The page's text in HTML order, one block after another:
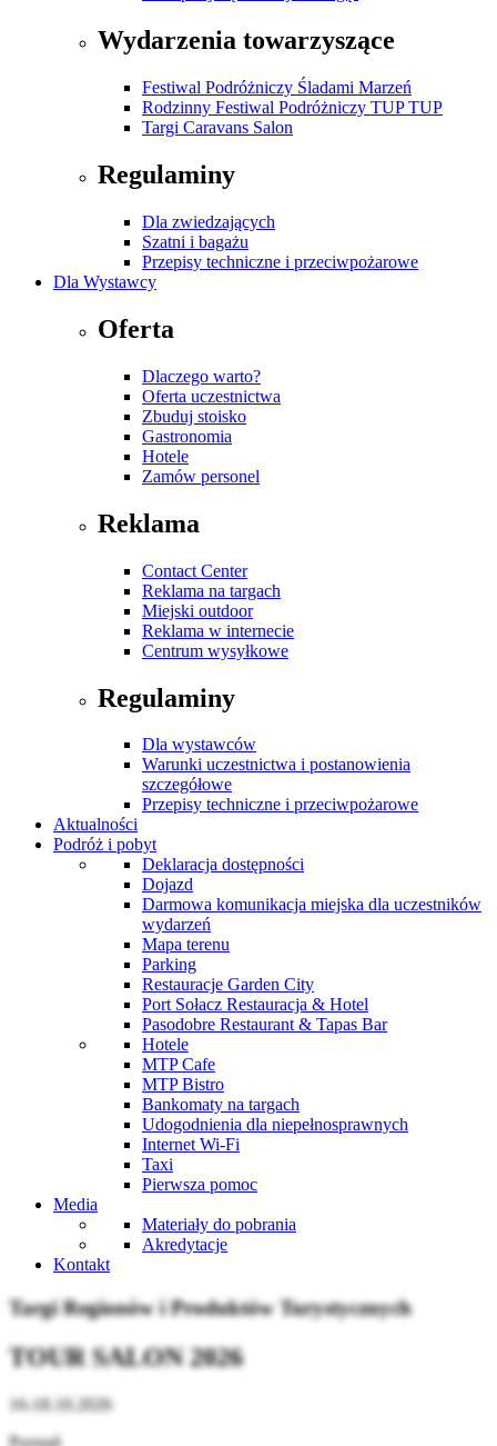
Wydarzenia towarzyszące
Festiwal Podróżniczy Śladami Marzeń
Rodzinny Festiwal Podróżniczy TUP TUP
Targi Caravans Salon
Regulaminy
Dla zwiedzających
Szatni i bagażu
Przepisy techniczne i przeciwpożarowe
Dla Wystawcy
Oferta
Dlaczego warto?
Oferta uczestnictwa
Zbuduj stoisko
Gastronomia
Hotele
Zamów personel
Reklama
Contact Center
Reklama na targach
Miejski outdoor
Reklama w internecie
Centrum wysyłkowe
Regulaminy
Dla wystawców
Warunki uczestnictwa i postanowienia
szczegółowe
Przepisy techniczne i przeciwpożarowe
Aktualności
Podróż i pobyt
Deklaracja dostępności
Dojazd
Darmowa komunikacja miejska dla uczestników
wydarzeń
Mapa terenu
Parking
Restauracje Garden City
Port Sołacz Restauracja & Hotel
Pasodobre Restaurant & Tapas Bar
Hotele
MTP Cafe
MTP Bistro
Bankomaty na targach
Udogodnienia dla niepełnosprawnych
Internet Wi-Fi
Taxi
Pierwsza pomoc
Media
Materiały do pobrania
Akredytacje
Kontakt
Targi Regionów i Produktów Turystycznych
TOUR SALON 2026
16-18.10.2026
Poznań